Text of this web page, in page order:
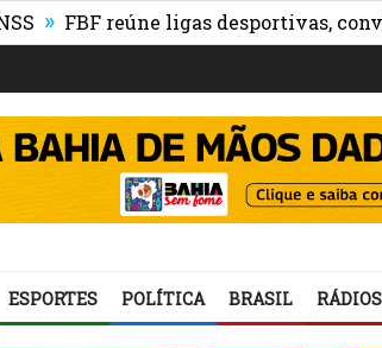
FBF reúne ligas desportivas,
ESPORTES POLÍTICA BRASIL